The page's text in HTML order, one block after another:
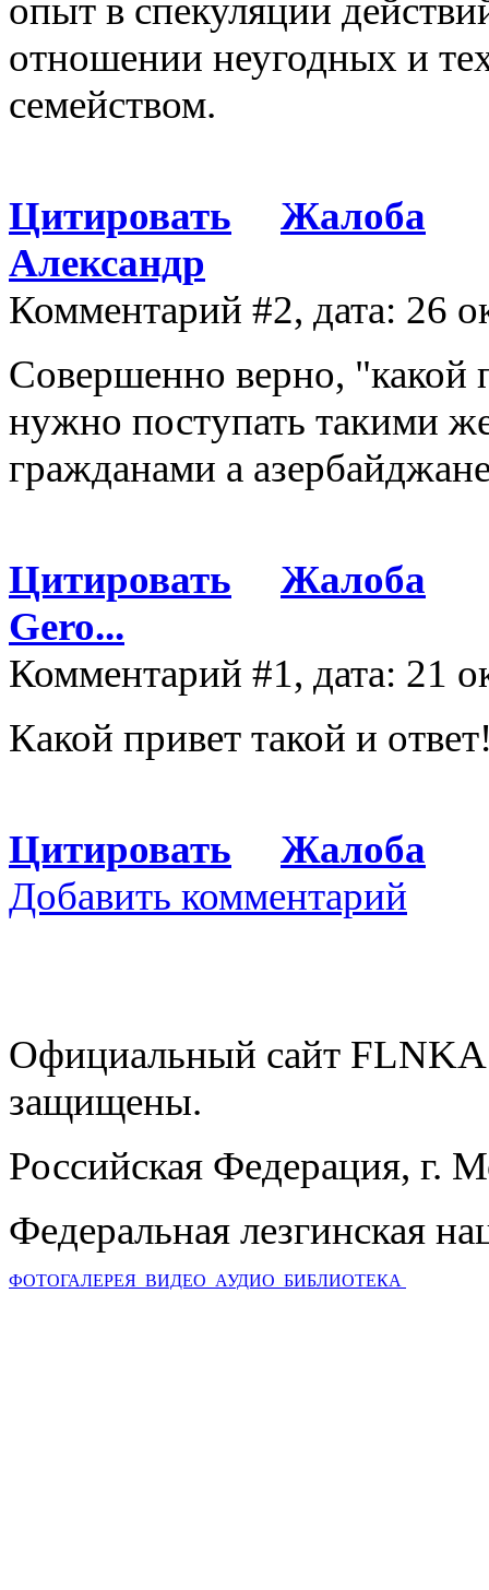
опыт в спекуляции
отношении неугодных и
семейством.
Цитировать
Жалоба
Александр
Комментарий #2, дата: 26
Совершенно верно, "какой
нужно поступать такими
гражданами а
Цитировать
Жалоба
Gero...
Комментарий #1, дата: 21
Какой привет такой и
Цитировать
Жалоба
Добавить комментарий
Официальный сайт
защищены.
Российская Федерация, г.
Федеральная лезгинская
ФОТОГАЛЕРЕЯ ВИДЕО АУДИО БИБЛИОТЕКА